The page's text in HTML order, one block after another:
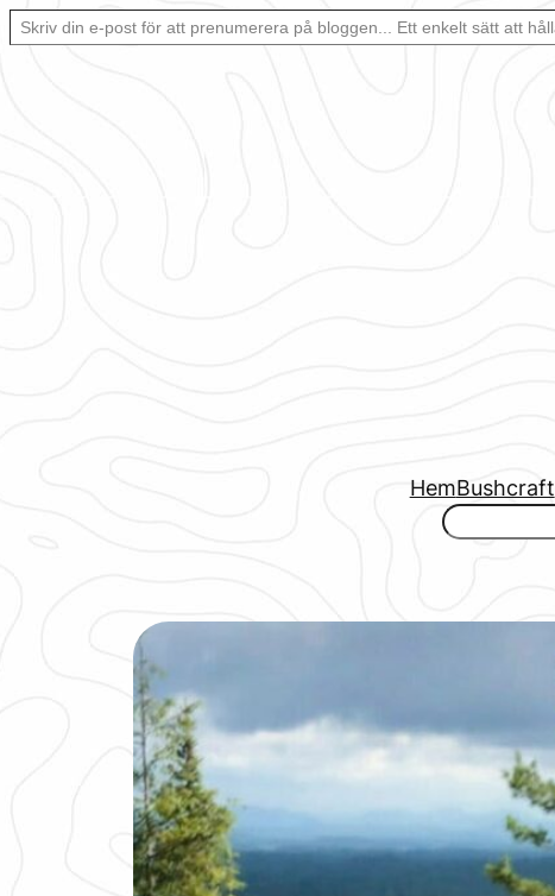
Hoppa
Skriv din e-post för att prenumerera på bloggen… Ett enkelt sätt att hålla sig uppdaterad automatiskt.
HemBushcraft